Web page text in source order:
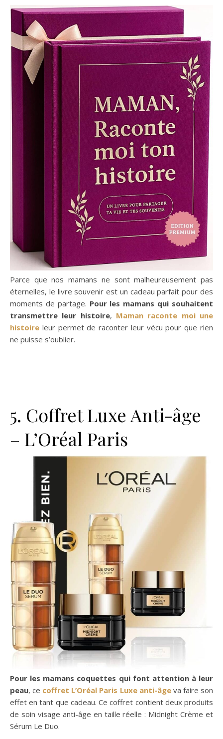
Parce que nos mamans ne sont malheureusement pas
éternelles, le livre souvenir est un cadeau parfait pour des
moments de partage. Pour les mamans qui souhaitent
transmettre leur histoire, Maman raconte moi une
histoire leur permet de raconter leur vécu pour que rien
ne puisse s’oublier.
5. Coffret Luxe Anti-âge
– L’Oréal Paris
Pour les mamans coquettes qui font attention à leur
peau, ce coffret L’Oréal Paris Luxe anti-âgeva faire son
effet en tant que cadeau. Ce coffret contient deux produits
de soin visage anti-âge en taille réelle : Midnight Crème et
Sérum Le Duo.